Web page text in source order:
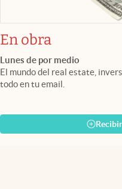
En obra
Lunes de por medio
El mundo del real estate,
todo en tu email.